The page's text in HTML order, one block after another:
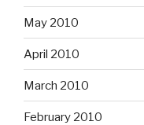
May 2010
April 2010
March 2010
February 2010